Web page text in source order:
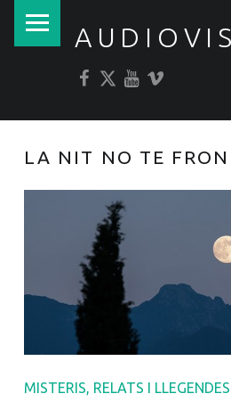
LA NIT NO TE
MISTERIS, RELATS I LLEGENDES